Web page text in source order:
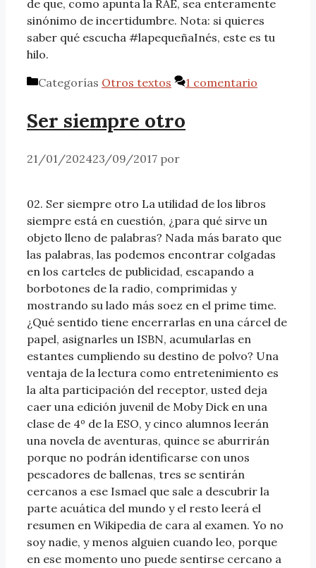
de que, como apunta la RAE, sea enteramente
sinónimo de incertidumbre. Nota: si quieres
saber qué escucha #lapequeñaInés, este es tu
hilo.
Categorías Otros textos 1 comentario
Ser siempre otro
21/01/202423/09/2017 por
02. Ser siempre otro La utilidad de los libros
siempre está en cuestión, ¿para qué sirve un
objeto lleno de palabras? Nada más barato que
las palabras, las podemos encontrar colgadas
en los carteles de publicidad, escapando a
borbotones de la radio, comprimidas y
mostrando su lado más soez en el prime time.
¿Qué sentido tiene encerrarlas en una cárcel de
papel, asignarles un ISBN, acumularlas en
estantes cumpliendo su destino de polvo? Una
ventaja de la lectura como entretenimiento es
la alta participación del receptor, usted deja
caer una edición juvenil de Moby Dick en una
clase de 4º de la ESO, y cinco alumnos leerán
una novela de aventuras, quince se aburrirán
porque no podrán identificarse con unos
pescadores de ballenas, tres se sentirán
cercanos a ese Ismael que sale a descubrir la
parte acuática del mundo y el resto leerá el
resumen en Wikipedia de cara al examen. Yo no
soy nadie, y menos alguien cuando leo, porque
en ese momento uno puede sentirse cercano a